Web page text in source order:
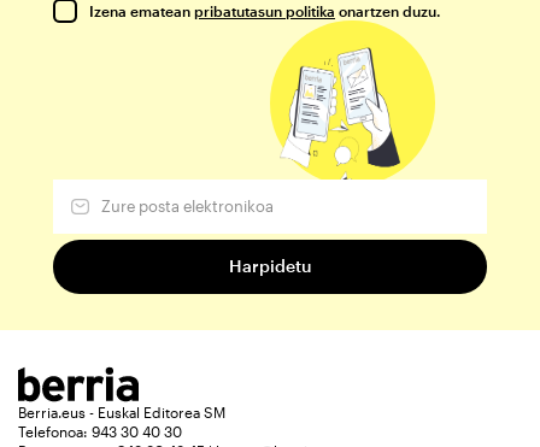
Izena ematean pribatutasun politika onartzen duzu.
Berria.eus - Euskal Editorea SM
Telefonoa: 943 30 40 30